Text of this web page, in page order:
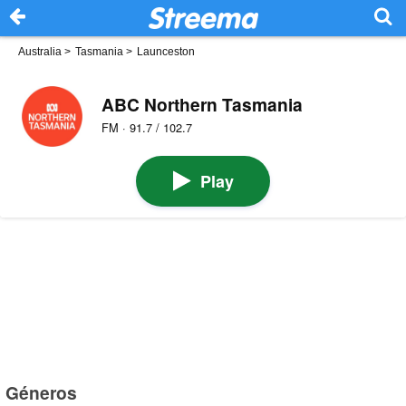
Australia > Tasmania > Launceston
ABC Northern Tasmania
FM · 91.7 / 102.7
Play
Géneros